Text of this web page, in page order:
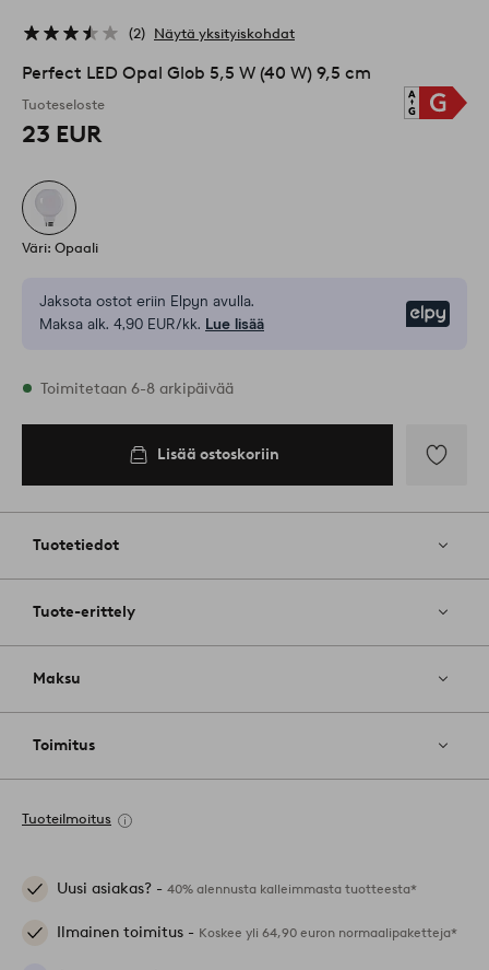
2 Näytä yksityiskohdat
Perfect LED Opal Glob 5,5 W (40 W) 9,5 cm
Tuoteseloste
23 EUR
Väri: Opaali
Jaksota ostot eriin Elpyn avulla.
Maksa alk. 4,90 EUR/kk. Lue lisää
Varastossa
Toimitetaan 6-8 arkipäivää
Lisää ostoskoriin
Tuotetiedot
Tuote-erittely
Maksu
Toimitus
Tuoteilmoitus
Uusi asiakas? - 40% alennusta kalleimmasta tuotteesta*
Ilmainen toimitus - Koskee yli 64,90 euron normaalipaketteja*